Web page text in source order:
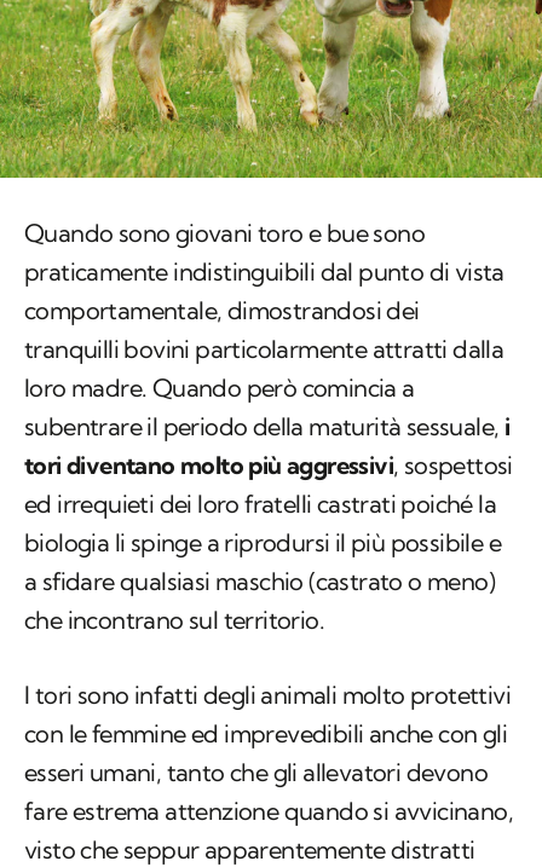
Quando sono giovani toro e bue sono
praticamente indistinguibili dal punto di vista
comportamentale, dimostrandosi dei
tranquilli bovini particolarmente attratti dalla
loro madre. Quando però comincia a
subentrare il periodo della maturità sessuale, i
tori diventano molto più aggressivi, sospettosi
ed irrequieti dei loro fratelli castrati poiché la
biologia li spinge a riprodursi il più possibile e
a sfidare qualsiasi maschio (castrato o meno)
che incontrano sul territorio.
I tori sono infatti degli animali molto protettivi
con le femmine ed imprevedibili anche con gli
esseri umani, tanto che gli allevatori devono
fare estrema attenzione quando si avvicinano,
visto che seppur apparentemente distratti